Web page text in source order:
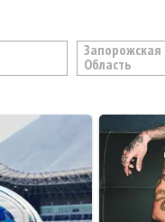
Запорожская
Область